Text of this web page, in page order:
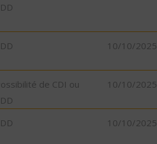
10/10/2025
de CDI ou
10/10/2025
10/10/2025